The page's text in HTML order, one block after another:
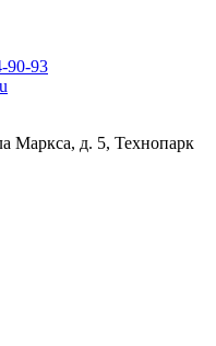
90-93
Маркса, д. 5, Технопарк